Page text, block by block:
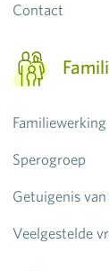
Contact
Familiewerking
Sperogroep
Getuigenis
Veelgestelde